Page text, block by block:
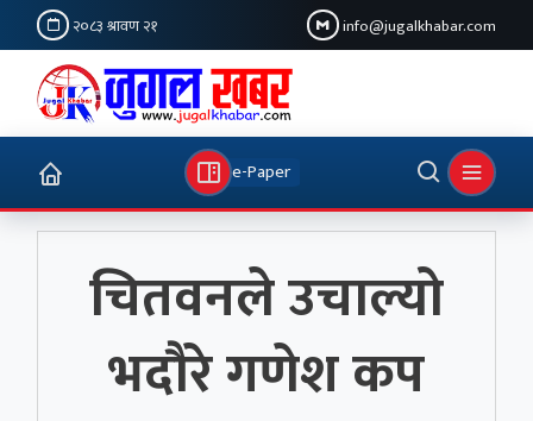
२०८३ श्रावण २१ info@jugalkhabar.com
e-Paper
चितवनले उचाल्यो
भदौरे गणेश कप